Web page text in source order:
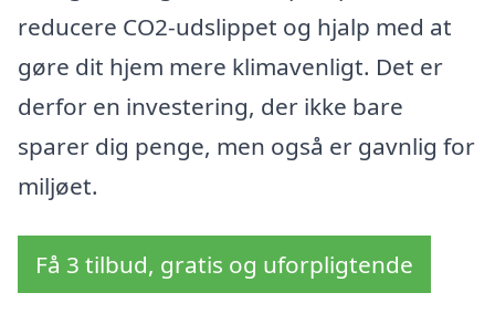
reducere CO2-udslippet og hjalp med at
gøre dit hjem mere klimavenligt. Det er
derfor en investering, der ikke bare
sparer dig penge, men også er gavnlig for
miljøet.
Få 3 tilbud, gratis og uforpligtende